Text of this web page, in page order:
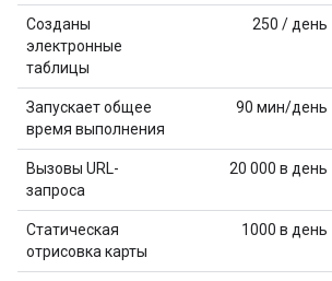
Созданы
электронные
таблицы
250 / день
Запускает общее
время выполнения
90 мин/день
Вызовы URL-
запроса
20 000 в день
Статическая
отрисовка карты
1000 в день